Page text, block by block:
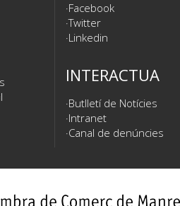
Facebook
Twitter
Linkedin
INTERACTUA
Butlletí de Notícies
Intranet
Canal de denúncies